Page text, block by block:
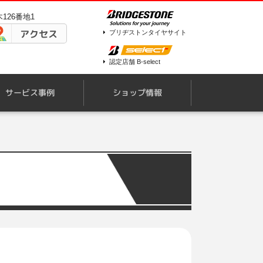
126番地1
アクセス ブリヂストンタイヤサイト
認定店舗 B-select
サービス事例 ショップ情報